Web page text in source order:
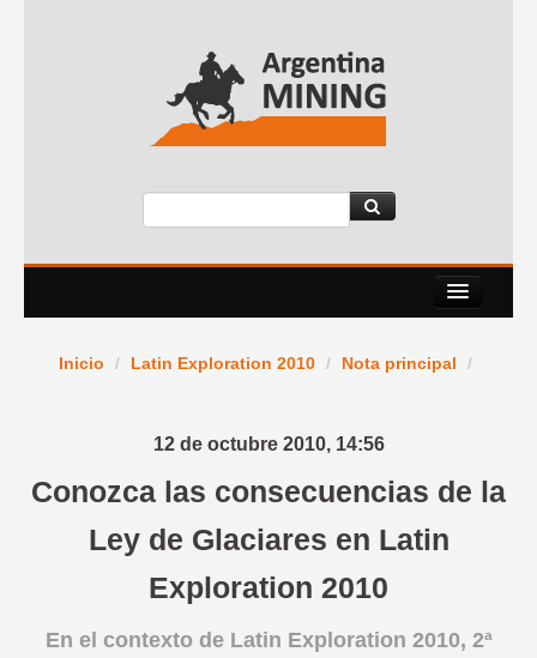
Inicio / Latin Exploration 2010 / Nota principal /
12 de octubre 2010, 14:56
Conozca las consecuencias de la
Ley de Glaciares en Latin
Exploration 2010
En el contexto de Latin Exploration 2010, 2ª